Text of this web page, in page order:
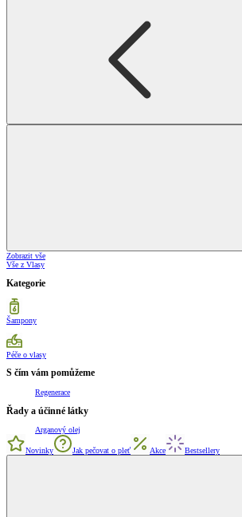
Zobrazit vše
Vše z Vlasy
Kategorie
Šampony
Péče o vlasy
S čím vám pomůžeme
Regenerace
Řady a účinné látky
Arganový olej
Novinky Jak pečovat o pleť Akce Bestsellery